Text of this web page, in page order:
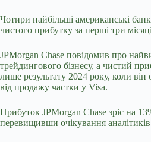
Чотири найбільші американські
чистого прибутку за перші три
JPMorgan Chase повідомив про
трейдингового бізнесу, а чистий
лише результату 2024 року, коли
від продажу частки у Visa.
Прибуток JPMorgan Chase зріс на
перевищивши очікування